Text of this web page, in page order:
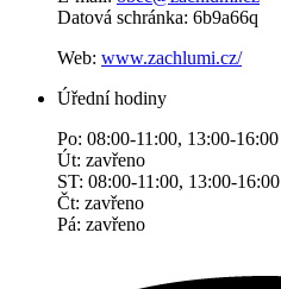
Datová schránka: 6b9a66q
Web: www.zachlumi.cz/
Úřední hodiny
Po: 08:00-11:00, 13:00-16:00
Út: zavřeno
ST: 08:00-11:00, 13:00-16:00
Čt: zavřeno
Pá: zavřeno